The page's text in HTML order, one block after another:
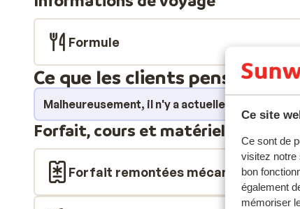
Ce site
Ce sont de
visitez notre
bon
également
mémoriser
ensuite vous réchauffer en famille auprès de la
total et cinq salles de bain. Le salon se compose
vaste salle à manger. Vous pourrez ainsi
programmer des soirées "fondue savoyarde". Le
plafond, avec mezzanine et baby-foot. Une pièce
confortable et d'une console de jeux PlayStation,
pas douter des vacances de ski très agréables!
Formule
Ce que les clients pensent
Malheureusement, il n'y a actuellement aucun
Forfait, cours et matériel de ski
Forfait remontées mécaniques